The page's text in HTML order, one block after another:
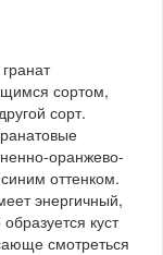
сортом,
сорт.
оранжево-
оттенком.
энергичный,
куст
смотреться